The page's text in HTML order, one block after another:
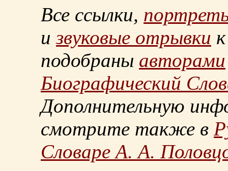
Все ссылки,
извуковые отрывки
подобраны авторами
Биографический
Дополнительную
смотрите также в
Словаре А. А.